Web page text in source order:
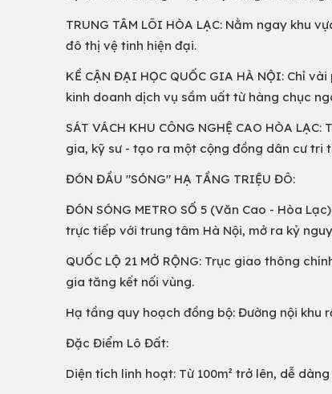
TRUNG TÂM LÕI HÒA LẠC: Nằm ngay
đô thị vệ tinh hiện đại.
KỀ CẬN ĐẠI HỌC QUỐC GIA HÀ NỘI: Chỉ
kinh doanh dịch vụ sầm uất từ hàng chục
SÁT VÁCH KHU CÔNG NGHỆ CAO HÒA
gia, kỹ sư - tạo ra một cộng đồng dân cư tri
ĐÓN ĐẦU "SÓNG" HẠ TẦNG TRIỆU ĐÔ:
ĐÓN SÓNG METRO SỐ 5 (Văn Cao - Hòa
trực tiếp với trung tâm Hà Nội, mở ra kỷ
QUỐC LỘ 21 MỞ RỘNG: Trục giao thông
gia tăng kết nối vùng.
Hạ tầng quy hoạch đồng bộ: Đường nội
Đặc Điểm Lô Đất:
Diện tích linh hoạt: Từ 100m² trở lên, dễ